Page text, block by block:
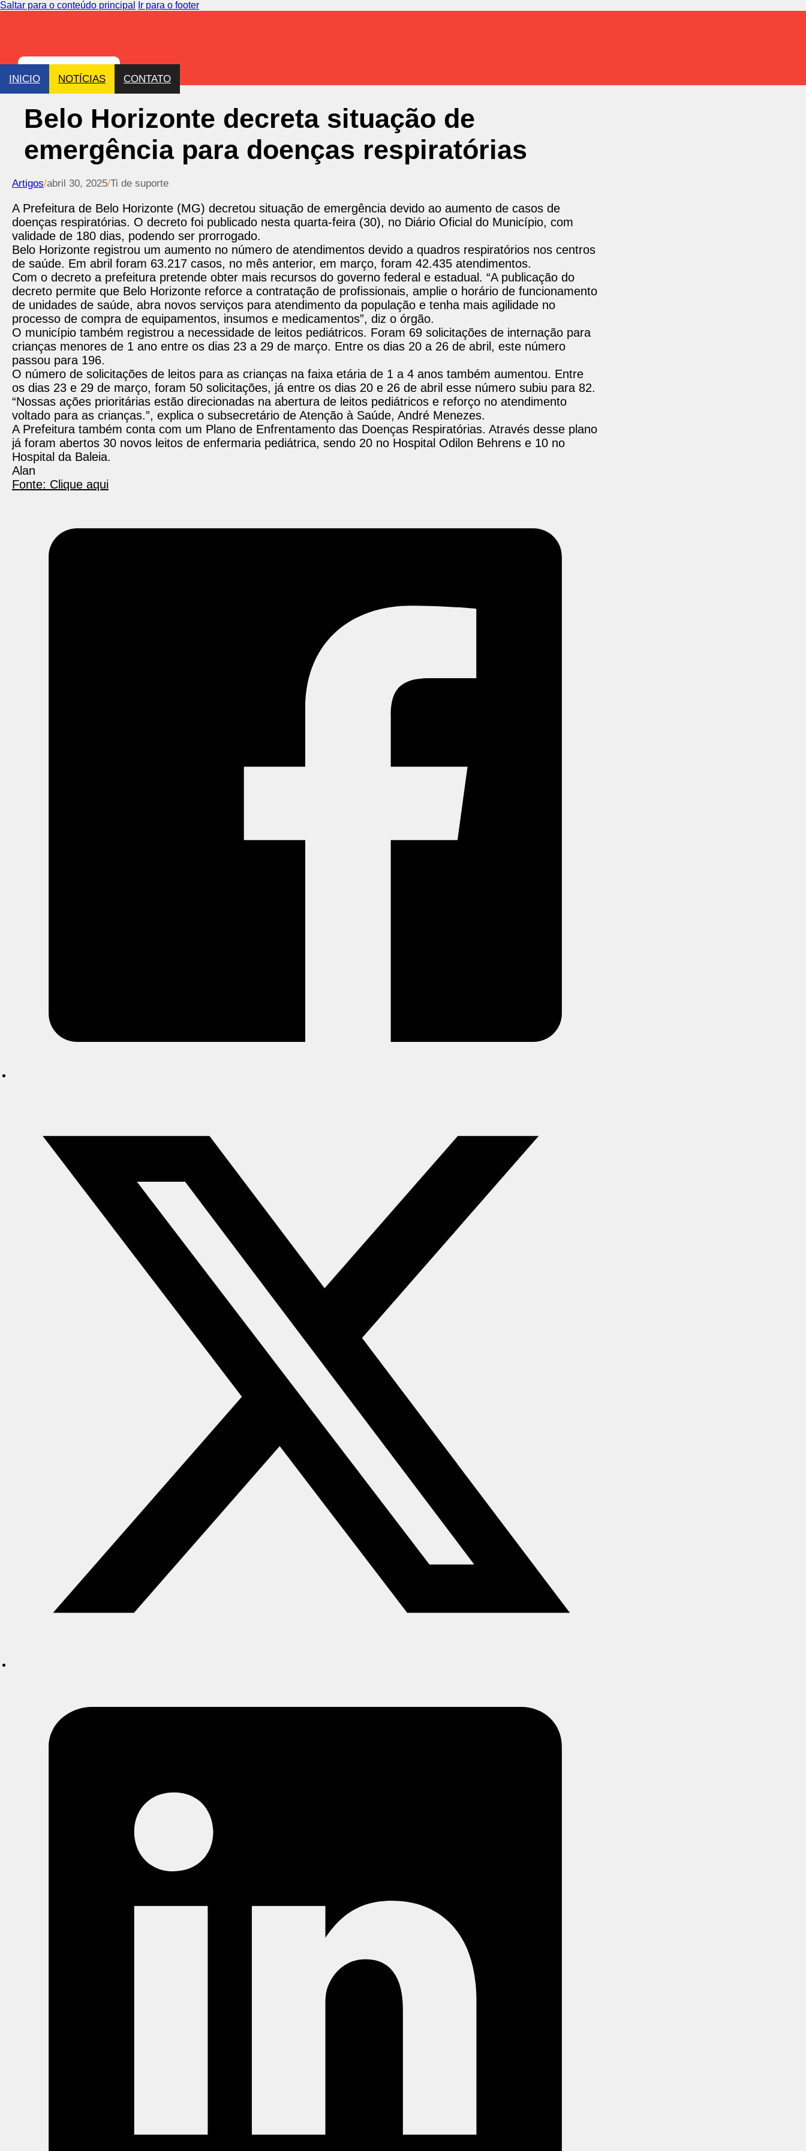
Saltar para o conteúdo principal Ir para o footer
INICIO NOTÍCIAS CONTATO
Belo Horizonte decreta situação de
emergência para doenças respiratórias
Artigos/abril 30, 2025/Ti de suporte
A Prefeitura de Belo Horizonte (MG) decretou situação de emergência devido ao aumento de casos de
doenças respiratórias. O decreto foi publicado nesta quarta-feira (30), no Diário Oficial do Município, com
validade de 180 dias, podendo ser prorrogado.
Belo Horizonte registrou um aumento no número de atendimentos devido a quadros respiratórios nos centros
de saúde. Em abril foram 63.217 casos, no mês anterior, em março, foram 42.435 atendimentos.
Com o decreto a prefeitura pretende obter mais recursos do governo federal e estadual. “A publicação do
decreto permite que Belo Horizonte reforce a contratação de profissionais, amplie o horário de funcionamento
de unidades de saúde, abra novos serviços para atendimento da população e tenha mais agilidade no
processo de compra de equipamentos, insumos e medicamentos”, diz o órgão.
O município também registrou a necessidade de leitos pediátricos. Foram 69 solicitações de internação para
crianças menores de 1 ano entre os dias 23 a 29 de março. Entre os dias 20 a 26 de abril, este número
passou para 196.
O número de solicitações de leitos para as crianças na faixa etária de 1 a 4 anos também aumentou. Entre
os dias 23 e 29 de março, foram 50 solicitações, já entre os dias 20 e 26 de abril esse número subiu para 82.
“Nossas ações prioritárias estão direcionadas na abertura de leitos pediátricos e reforço no atendimento
voltado para as crianças.”, explica o subsecretário de Atenção à Saúde, André Menezes.
A Prefeitura também conta com um Plano de Enfrentamento das Doenças Respiratórias. Através desse plano
já foram abertos 30 novos leitos de enfermaria pediátrica, sendo 20 no Hospital Odilon Behrens e 10 no
Hospital da Baleia.
Alan
Fonte: Clique aqui